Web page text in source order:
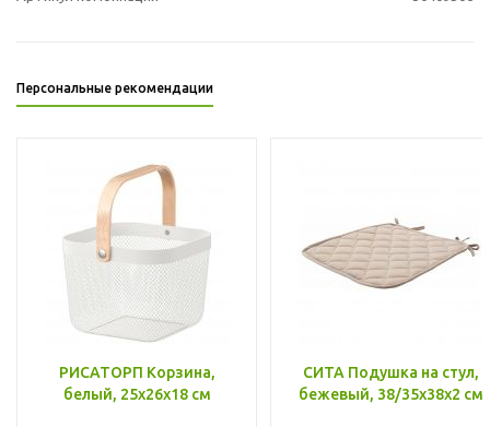
Персональные рекомендации
РИСАТОРП Корзина,
белый, 25x26x18 см
СИТА Подушка на стул,
бежевый, 38/35x38x2 см